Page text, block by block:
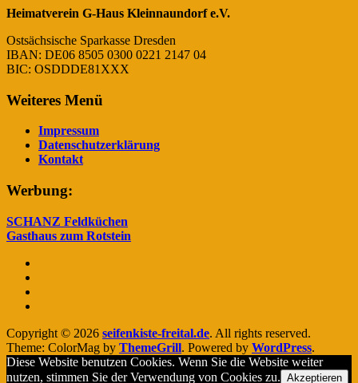
Heimatverein G-Haus Kleinnaundorf e.V.
Ostsächsische Sparkasse Dresden
IBAN: DE06 8505 0300 0221 2147 04
BIC: OSDDDE81XXX
Weiteres Menü
Impressum
Datenschutzerklärung
Kontakt
Werbung:
SCHANZ Feldküchen
Gasthaus zum Rotstein
Copyright © 2026 seifenkiste-freital.de. All rights reserved.
Theme: ColorMag by ThemeGrill. Powered by WordPress.
Diese Website benutzen Cookies. Wenn Sie die Website weiter
nutzen, stimmen Sie der Verwendung von Cookies zu. Akzeptieren